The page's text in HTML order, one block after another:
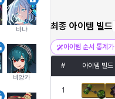
바냐
비앙카
최종 아이템 빌드
아이템 순서 통계
# 아이템 빌드
1